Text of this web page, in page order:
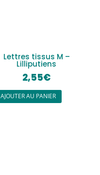
Lettres tissus M –
Lilliputiens
2,55€
AJOUTER AU PANIER